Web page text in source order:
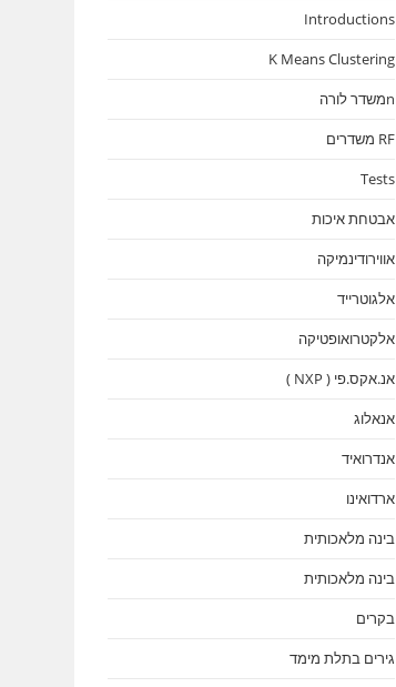
Introductions
K Means Clustering
nמשדר לורה
RF משדרים
Tests
אבטחת איכות
אווירודינמיקה
אלגוטרייד
אלקטרואופטיקה
אנ.אקס.פי ( NXP )
אנאלוג
אנדרואיד
ארדואינו
בינה מלאכותית
בינה מלאכותית
בקרים
גירים בתלת מימד